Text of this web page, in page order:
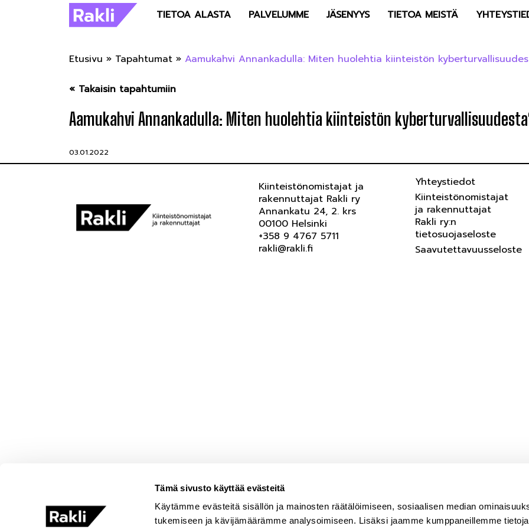
Tämä sivusto käyttää evästeitä
Käytämme evästeitä sisällön ja mainosten räätälöimiseen, sosiaalisen median
tukemiseen ja kävijämäärämme analysoimiseen. Lisäksi jaamme kumppaneillemme
TIETOA ALASTA PALVELUMME JÄSENYYS TIETOA MEISTÄ
Etusivu » Tapahtumat » Aamukahvi Annankadulla: Miten huolehtia kiinteistön
« Takaisin tapahtumiin
Aamukahvi Annankadulla: Miten huolehtia kiinteistön
03.01.2022
Kiinteistönomistajat ja
rakennuttajat Rakli ry
Annankatu 24, 2. krs
00100 Helsinki
+358 9 4767 5711
rakli@rakli.fi
Yhteystiedot
Kiinteistönomistajat
ja rakennuttajat
Rakli ry:n
tietosuojaseloste
Saavutettavuusseloste